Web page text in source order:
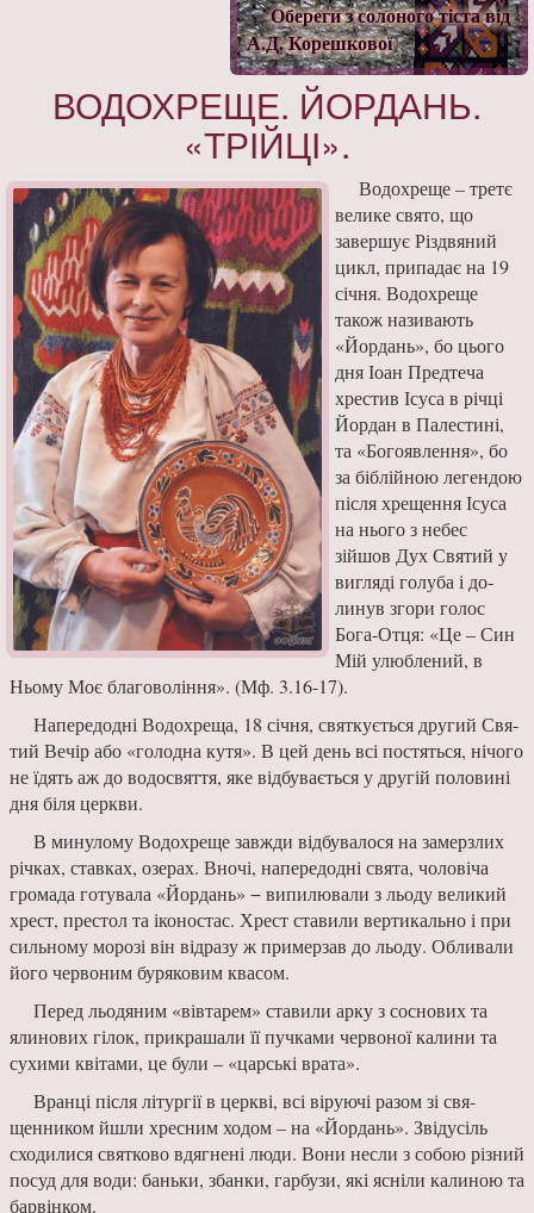
Обереги з солоного тіста від
А.Д. Корешкової
ВОДОХРЕЩЕ. ЙОРДАНЬ.
«ТРІЙЦІ».
Водохреще – третє
велике свято, що
завершує Різдвя­ний
цикл, припа­дає на 19
січня. Водохреще
також називають
«Йордань», бо цього
дня Іоан Предтеча
хрестив Ісуса в річці
Йордан в Палестині,
та «Бого­явлення», бо
за біблійною ле­гендою
після хрещення Ісуса
на нього з небес
зійшов Дух Святий у
вигляді голуба і до­
линув згори голос
Бога-Отця: «Це – Син
Мій улюблений, в
Ньому Моє благовоління». (Мф. 3.16-17).
Напередодні Водохреща, 18 січня, святкується другий Свя­
тий Вечір або «голодна кутя». В цей день всі постяться, нічо­го
не їдять аж до водосвяття, яке відбувається у другій по­ловині
дня біля церкви.
В минулому Водохреще завжди відбувалося на за­мерзлих
річках, ставках, озе­рах. Вночі, напередодні свя­та, чоловіча
громада готувала «Йордань» − випилювали з льоду великий
хрест, престол та іконостас. Хрест ставили вертикально і при
сильному морозі він відразу ж пример­зав до льоду. Обливали
його червоним буряковим квасом.
Перед льодяним «вівта­рем» ставили арку з соснових та
ялинових гілок, прикраша­ли її пучками червоної калини та
сухими квітами, це були – «царські врата».
Вранці після літургії в цер­кві, всі віруючі разом зі свя­
щенником йшли хресним хо­дом – на «Йордань». Звідусіль
сходилися святково вдягнені люди. Вони несли з собою різ­ний
посуд для води: баньки, збанки, гарбузи, які ясніли ка­линою та
барвінком.